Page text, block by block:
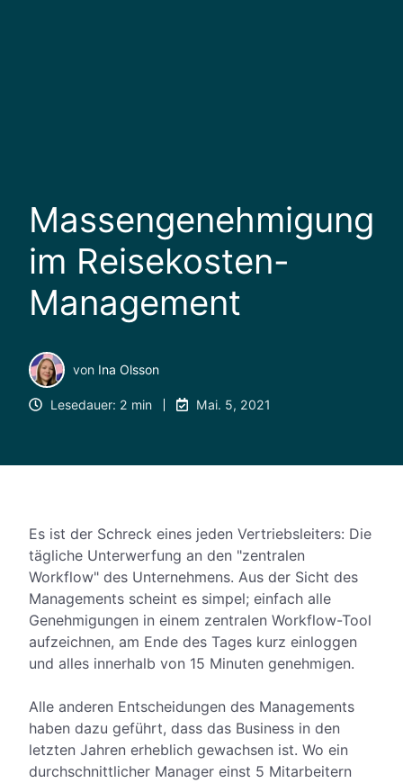
Massengenehmigung
im Reisekosten-
Management
von Ina Olsson
Lesedauer: 2 min Mai. 5, 2021
Es ist der Schreck eines jeden Vertriebsleiters: Die
tägliche Unterwerfung an den "zentralen
Workflow" des Unternehmens. Aus der Sicht des
Managements scheint es simpel; einfach alle
Genehmigungen in einem zentralen Workflow-Tool
aufzeichnen, am Ende des Tages kurz einloggen
und alles innerhalb von 15 Minuten genehmigen.
Alle anderen Entscheidungen des Managements
haben dazu geführt, dass das Business in den
letzten Jahren erheblich gewachsen ist. Wo ein
durchschnittlicher Manager einst 5 Mitarbeitern